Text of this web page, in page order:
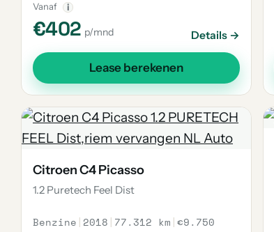
Vanaf i
€402 p/mnd Details →
Lease berekenen
Citroen C4 Picasso
1.2 Puretech Feel Dist
Benzine | 2018 | 77.312 km |€9.750